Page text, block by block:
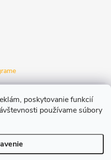
poskytovanie funkcií
používame súbory
práva vyhradené.Upraviť nastavenie